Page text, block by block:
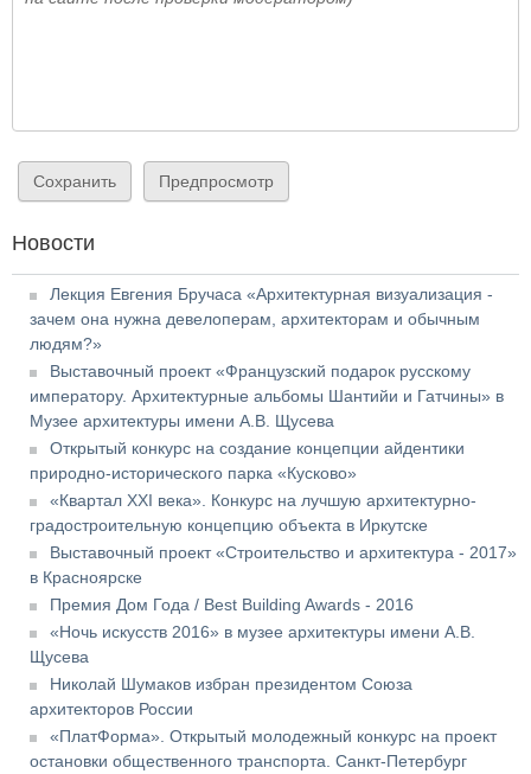
Новости
Лекция Евгения Бручаса «Архитектурная визуализация -
зачем она нужна девелоперам, архитекторам и обычным
людям?»
Выставочный проект «Французский подарок русскому
императору. Архитектурные альбомы Шантийи и Гатчины» в
Музее архитектуры имени А.В. Щусева
Открытый конкурс на создание концепции айдентики
природно-исторического парка «Кусково»
«Квартал XXI века». Конкурс на лучшую архитектурно-
градостроительную концепцию объекта в Иркутске
Выставочный проект «Строительство и архитектура - 2017»
в Красноярске
Премия Дом Года / Best Building Awards - 2016
«Ночь искусств 2016» в музее архитектуры имени А.В.
Щусева
Николай Шумаков избран президентом Союза
архитекторов России
«ПлатФорма». Открытый молодежный конкурс на проект
остановки общественного транспорта. Санкт-Петербург